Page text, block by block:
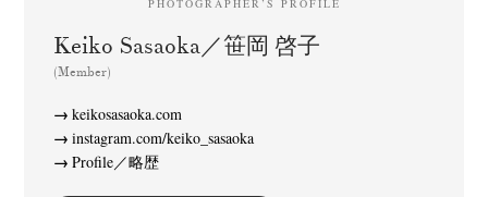
PHOTOGRAPHER’S PROFILE
Keiko Sasaoka／笹岡 啓子
(Member)
keikosasaoka.com
instagram.com/keiko_sasaoka
Profile／略歴